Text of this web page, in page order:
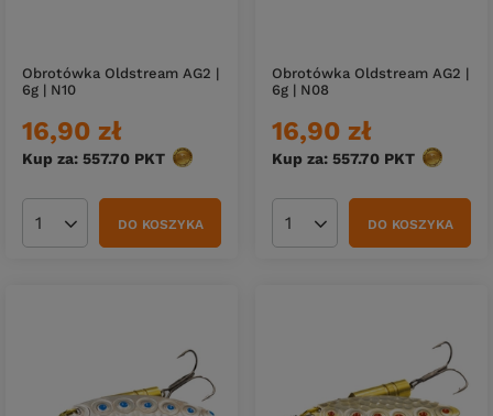
Obrotówka Oldstream AG2 |
6g | N10
16,90 zł
Kup za: 557.70 PKT punktów
Ilość produktówDO KOSZYKA
Obrotówka Oldstream AG2 |
6g | N08
16,90 zł
Kup za: 557.70 PKT punktów
Ilość produktówDO KOSZYKA